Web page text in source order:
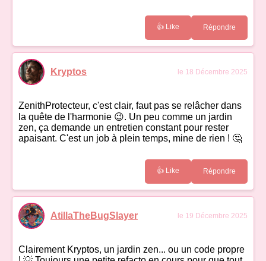
👍 Like Répondre
Kryptos le 18 Décembre 2025
ZenithProtecteur, c'est clair, faut pas se relâcher dans
la quête de l'harmonie 😉. Un peu comme un jardin
zen, ça demande un entretien constant pour rester
apaisant. C'est un job à plein temps, mine de rien ! 🤔
👍 Like Répondre
AtillaTheBugSlayer le 19 Décembre 2025
Clairement Kryptos, un jardin zen... ou un code propre